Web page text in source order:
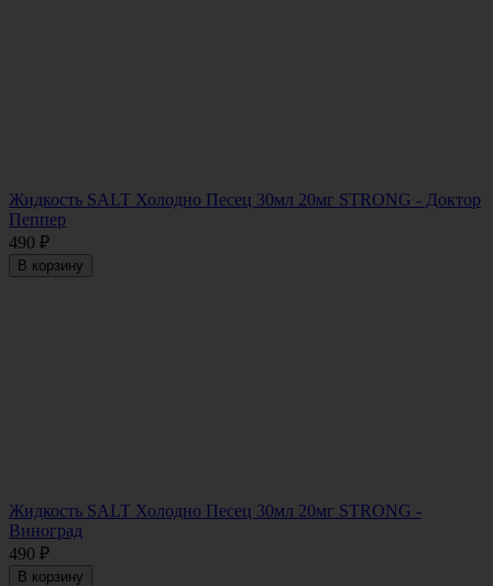
Жидкость SALT Холодно Песец 30мл 20мг STRONG - Доктор
Пеппер
490 ₽
В корзину
Жидкость SALT Холодно Песец 30мл 20мг STRONG -
Виноград
490 ₽
В корзину